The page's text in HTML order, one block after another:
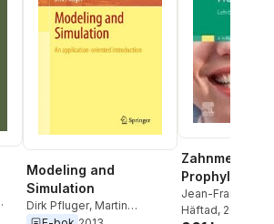
Modeling and
Simulation
Dirk Pfluger, Martin
Prophylaxe
Jean-Francois
Susanne Fath
Häftad, 2025